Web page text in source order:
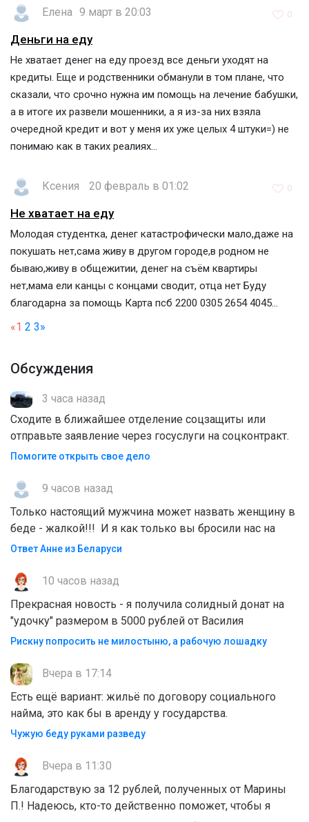
Елена 9 март в 20:03 0
Деньги на еду
Не хватает денег на еду проезд все деньги уходят на
кредиты. Еще и родственники обманули в том плане, что
сказали, что срочно нужна им помощь на лечение бабушки,
а в итоге их развели мошенники, а я из-за них взяла
очередной кредит и вот у меня их уже целых 4 штуки=) не
понимаю как в таких реалиях...
Ксения 20 февраль в 01:02 0
Не хватает на еду
Молодая студентка, денег катастрофически мало,даже на
покушать нет,сама живу в другом городе,в родном не
бываю,живу в общежитии, денег на съём квартиры
нет,мама ели канцы с концами сводит, отца нет Буду
благодарна за помощь Карта псб 2200 0305 2654 4045...
«1 2 3»
Обсуждения
3 часа назад
Сходите в ближайшее отделение соцзащиты или
отправьте заявление через госуслуги на соцконтракт.
Помогите открыть свое дело
9 часов назад
Только настоящий мужчина может назвать женщину в
беде - жалкой!!! И я как только вы бросили нас на
Ответ Анне из Беларуси
10 часов назад
Прекрасная новость - я получила солидный донат на
"удочку" размером в 5000 рублей от Василия
Рискну попросить не милостыню, а рабочую лошадку
Вчера в 17:14
Есть ещё вариант: жильё по договору социального
найма, это как бы в аренду у государства.
Чужую беду руками разведу
Вчера в 11:30
Благодарствую за 12 рублей, полученных от Марины
П.! Надеюсь, кто-то действенно поможет, чтобы я